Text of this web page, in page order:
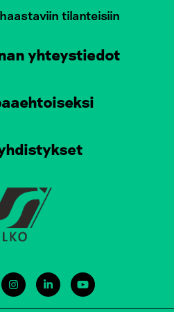
tilanteisiin
yhteystiedot